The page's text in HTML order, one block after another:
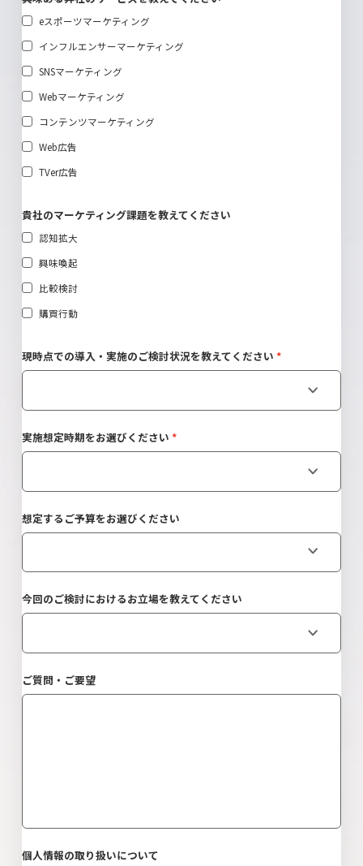
eスポーツマーケティング
インフルエンサーマーケティング
SNSマーケティング
Webマーケティング
コンテンツマーケティング
Web広告
TVer広告
貴社のマーケティング課題を教えてください
認知拡大
興味喚起
比較検討
購買行動
現時点での導入・実施のご検討状況を教えてください
実施想定時期をお選びください
想定するご予算をお選びください
今回のご検討におけるお立場を教えてください
ご質問・ご要望
個人情報の取り扱いについて